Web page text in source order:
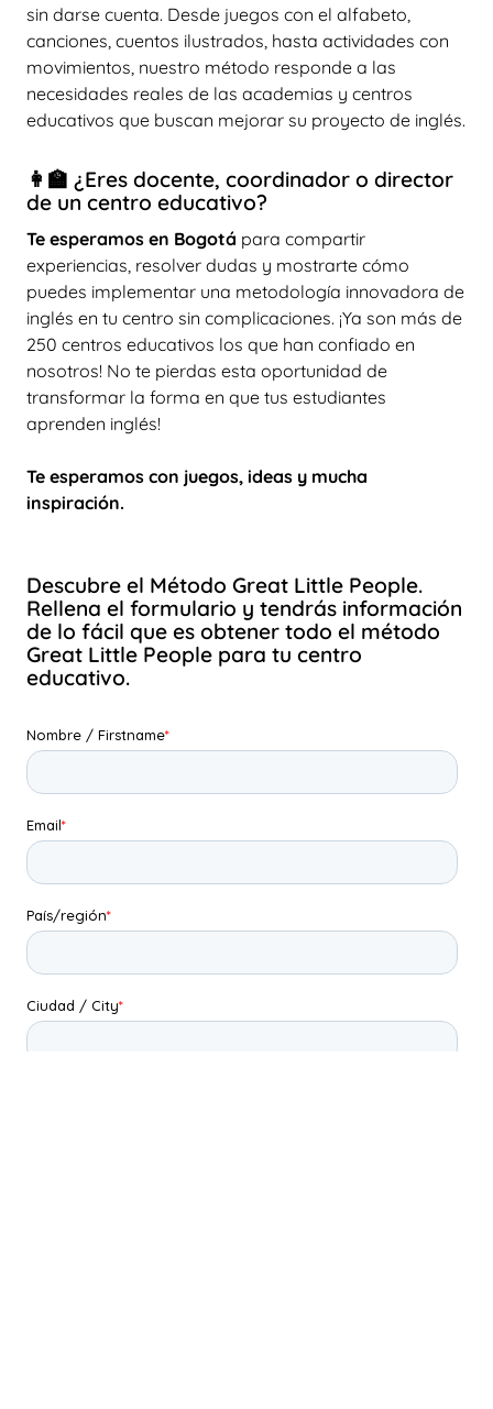
sin darse cuenta. Desde juegos con el alfabeto,
canciones, cuentos ilustrados, hasta actividades con
movimientos, nuestro método responde a las
necesidades reales de las academias y centros
educativos que buscan mejorar su proyecto de inglés.
👩‍🏫 ¿Eres docente, coordinador o director
de un centro educativo?
Te esperamos en Bogotá para compartir
experiencias, resolver dudas y mostrarte cómo
puedes implementar una metodología innovadora de
inglés en tu centro sin complicaciones. ¡Ya son más de
250 centros educativos los que han confiado en
nosotros! No te pierdas esta oportunidad de
transformar la forma en que tus estudiantes
aprenden inglés!
Te esperamos con juegos, ideas y mucha
inspiración.
Descubre el Método Great Little People.
Rellena el formulario y tendrás información
de lo fácil que es obtener todo el método
Great Little People para tu centro
educativo.